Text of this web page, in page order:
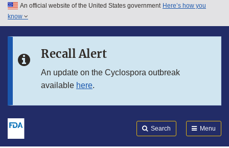
Skip to main content
Skip to in this section menu
An official website of the United States government Here’s how you
know
Recall Alert
An update on the Cyclospora outbreak
available here.
Search Menu